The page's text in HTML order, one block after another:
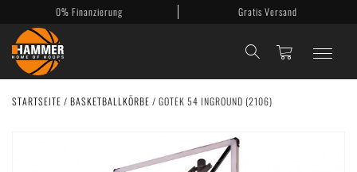
0% Finanzierung Gratis Versand
Mobile Körbe
STARTSEITE / BASKETBALLKÖRBE / GOTEK 54 INGROUND (2106)